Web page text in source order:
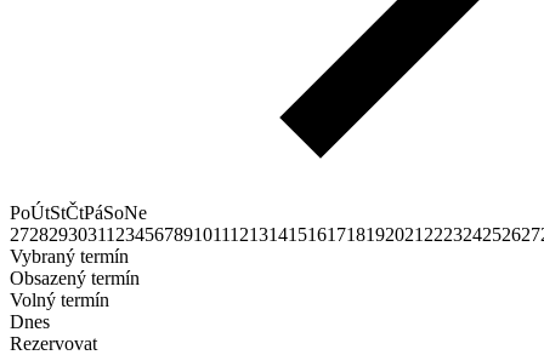
PoÚtStČtPáSoNe
27282930311 23456789101112131415161718192021 222324252627
Vybraný termín
Obsazený termín
Volný termín
Dnes
Rezervovat